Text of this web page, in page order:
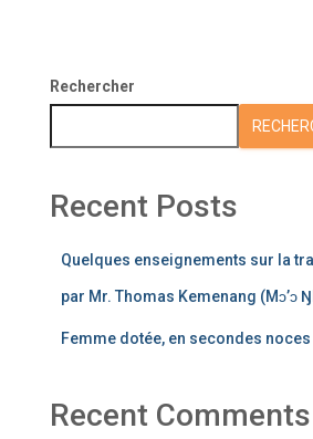
Rechercher
Recent Posts
Quelques enseignements sur la
par Mr. Thomas Kemenang (Mɔ’ɔ
Femme dotée, en secondes
Recent Comments